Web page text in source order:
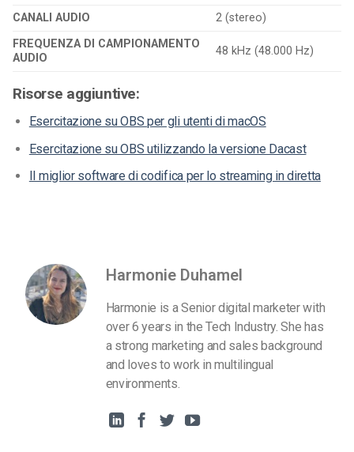
CANALI AUDIO
2 (stereo)
FREQUENZA DI CAMPIONAMENTO
AUDIO
48 kHz (48.000 Hz)
Risorse aggiuntive:
Esercitazione su OBS per gli utenti di macOS
Esercitazione su OBS utilizzando la versione Dacast
Il miglior software di codifica per lo streaming in diretta
Harmonie Duhamel
Harmonie is a Senior digital marketer with
over 6 years in the Tech Industry. She has
a strong marketing and sales background
and loves to work in multilingual
environments.